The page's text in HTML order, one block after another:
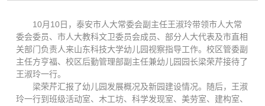
10月10日，泰安市人大常委会副主任王淑玲带领市人大常
委会委员、市人大教科文卫委员会成员、部分人大代表及市直相
关部门负责人来山东科技大学幼儿园视察指导工作。校区管委副
主任方亨福、校区后勤管理部副主任兼幼儿园园长梁荣芹接待了
王淑玲一行。
梁荣芹汇报了幼儿园发展概况及新园建设情况。随后，王淑
玲一行到班级活动室、木工坊、科学发现室、美劳室、建构室、